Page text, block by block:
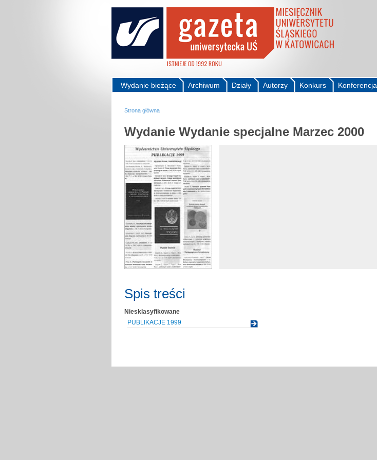
Konferencja
Konkurs
Autorzy
Działy
Archiwum
Wydanie bieżące
Strona główna
Wydanie Wydanie specjalne Marzec 2000
Spis treści
Niesklasyfikowane
PUBLIKACJE 1999